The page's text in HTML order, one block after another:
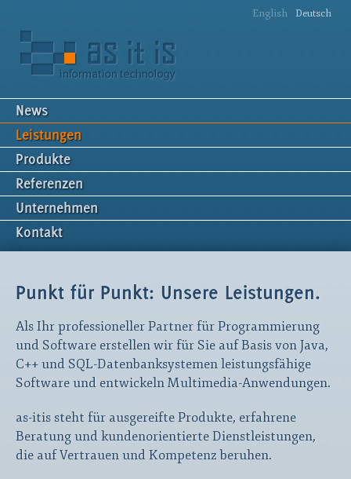
News
Leistungen
Produkte
Referenzen
Unternehmen
Kontakt
Punkt für Punkt: Unsere Leistungen.
Als Ihr professioneller Partner für Programmierung
und Software erstellen wir für Sie auf Basis von Java,
C++ und SQL-Datenbanksystemen leistungsfähige
Software und entwickeln Multimedia-Anwendungen.
as-itis steht für ausgereifte Produkte, erfahrene
Beratung und kundenorientierte Dienstleistungen,
die auf Vertrauen und Kompetenz beruhen.
Deutsch
English